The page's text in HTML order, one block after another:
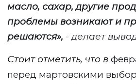
масло, сахар, другие
проблемы возникают и
решаются», - делает
Стоит отметить, что в
перед мартовскими